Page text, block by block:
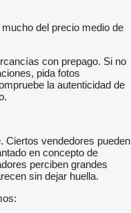
del precio medio de
con prepago. Si no
pida fotos
la autenticidad de
Ciertos vendedores pueden
en concepto de
perciben grandes
sin dejar huella.